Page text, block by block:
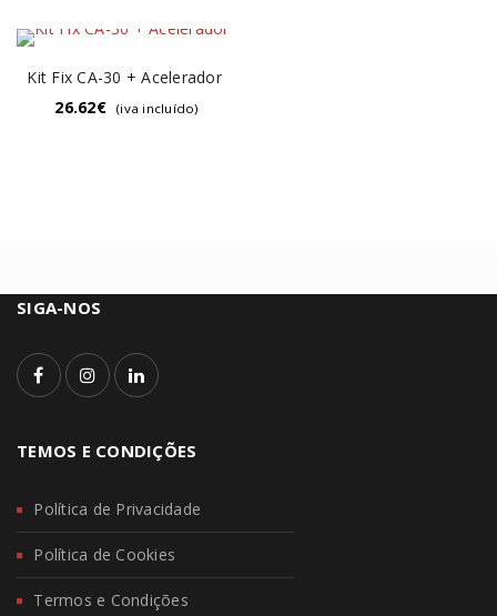
Kit Fix CA-30 + Acelerador
26.62€ (iva incluído)
SIGA-NOS
TEMOS E CONDIÇÕES
Política de Privacidade
Política de Cookies
Termos e Condições